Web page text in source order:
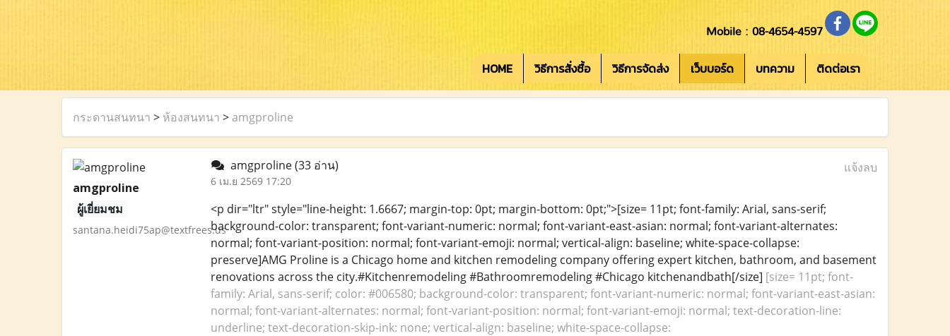
Mobile : 08-4654-4597
HOME วิธีการสั่งซื้อ วิธีการจัดส่ง เว็บบอร์ด บทความ ติดต่อเรา
กระดานสนทนา > ห้องสนทนา > amgproline
amgproline
ผู้เยี่ยมชม
santana.heidi75ap@textfrees.us
amgproline(33 อ่าน)
6 เม.ย 2569 17:20
แจ้งลบ
<p dir="ltr" style="line-height: 1.6667; margin-top: 0pt; margin-bottom: 0pt;">[size= 11pt; font-family: Arial, sans-serif;
background-color: transparent; font-variant-numeric: normal; font-variant-east-asian: normal; font-variant-alternates:
normal; font-variant-position: normal; font-variant-emoji: normal; vertical-align: baseline; white-space-collapse:
preserve]AMG Proline is a Chicago home and kitchen remodeling company offering expert kitchen, bathroom, and basement
renovations across the city.#Kitchenremodeling #Bathroomremodeling #Chicago kitchenandbath[/size] [size= 11pt; font-
family: Arial, sans-serif; color: #006580; background-color: transparent; font-variant-numeric: normal; font-variant-east-asian:
normal; font-variant-alternates: normal; font-variant-position: normal; font-variant-emoji: normal; text-decoration-line:
underline; text-decoration-skip-ink: none; vertical-align: baseline; white-space-collapse: